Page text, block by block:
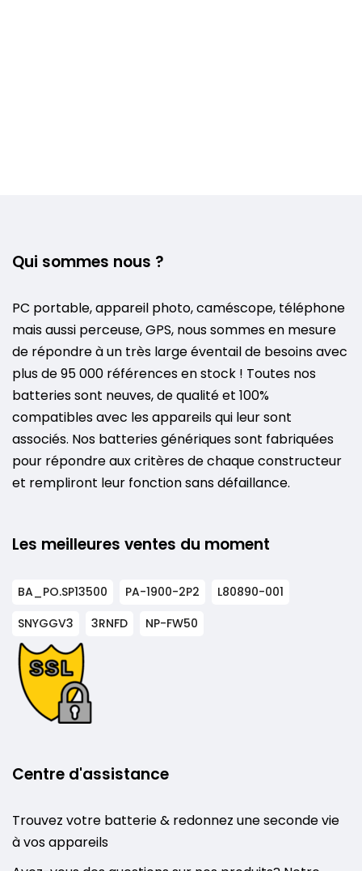
Qui sommes nous ?
PC portable, appareil photo, caméscope, téléphone
mais aussi perceuse, GPS, nous sommes en mesure
de répondre à un très large éventail de besoins avec
plus de 95 000 références en stock ! Toutes nos
batteries sont neuves, de qualité et 100%
compatibles avec les appareils qui leur sont
associés. Nos batteries génériques sont fabriquées
pour répondre aux critères de chaque constructeur
et rempliront leur fonction sans défaillance.
Les meilleures ventes du moment
BA_PO.SP13500 PA-1900-2P2
L80890-001
SNYGGV3
3RNFD NP-FW50
Centre d'assistance
Trouvez votre batterie & redonnez une seconde vie
à vos appareils